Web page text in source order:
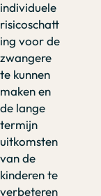
individuele
risicoschatt
ing voor de
zwangere
te kunnen
maken en
de lange
termijn
uitkomsten
van de
kinderen te
verbeteren